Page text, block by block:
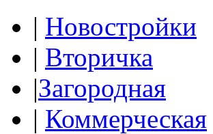
| Новостройки
| Вторичка
|Загородная
| Коммерческая